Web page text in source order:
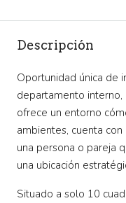
Descripción
Oportunidad única de
departamento interno,
ofrece un entorno
ambientes, cuenta
una persona o pareja
una ubicación
Situado a solo 10